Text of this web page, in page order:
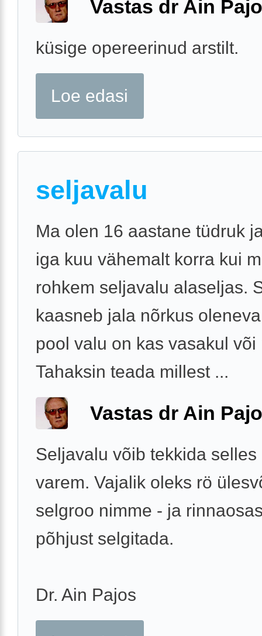
Vastas dr Ain
küsige opereerinud arstilt.
Loe edasi
seljavalu
Ma olen 16 aastane tüdruk
iga kuu vähemalt korra kui
rohkem seljavalu alaseljas.
kaasneb jala nõrkus
pool valu on kas vasakul või
Tahaksin teada millest ...
Vastas dr Ain
Seljavalu võib tekkida selles
varem. Vajalik oleks rö
selgroo nimme - ja
põhjust selgitada.
Dr. Ain Pajos